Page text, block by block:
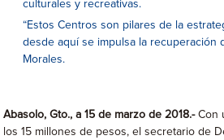
culturales y recreativas.
“Estos Centros son pilares de la
desde aquí se impulsa la recuperación
Morales.
Abasolo, Gto., a 15 de marzo de 2018.-Con
los 15 millones de pesos, el secretario de